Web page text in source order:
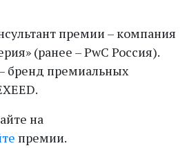
премии – компания
(ранее – PwC Россия).
бренд премиальных
на
премии.